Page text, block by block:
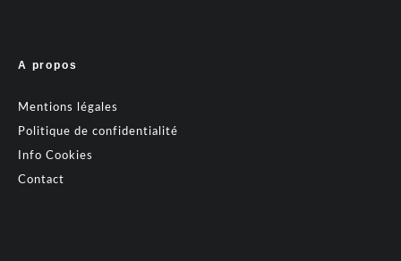
A propos
Mentions légales
Politique de confidentialité
Info Cookies
Contact